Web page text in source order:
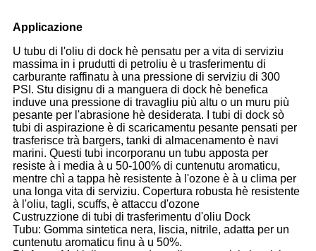
Applicazione
U tubu di l'oliu di dock hè pensatu per a vita di serviziu
massima in i prudutti di petroliu è u trasferimentu di
carburante raffinatu à una pressione di serviziu di 300
PSI. Stu disignu di a manguera di dock hè benefica
induve una pressione di travagliu più altu o un muru più
pesante per l'abrasione hè desiderata. I tubi di dock sò
tubi di aspirazione è di scaricamentu pesante pensati per
trasferisce trà bargers, tanki di almacenamento è navi
marini. Questi tubi incorporanu un tubu apposta per
resiste à i media à u 50-100% di cuntenutu aromaticu,
mentre chì a tappa hè resistente à l'ozone è à u clima per
una longa vita di serviziu. Copertura robusta hè resistente
à l'oliu, tagli, scuffs, è attaccu d'ozone
Custruzzione di tubi di trasferimentu d'oliu Dock
Tubu: Gomma sintetica nera, liscia, nitrile, adatta per un
cuntenutu aromaticu finu à u 50%.